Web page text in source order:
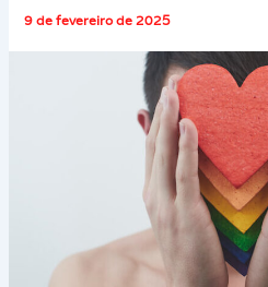
9 de fevereiro de 2025